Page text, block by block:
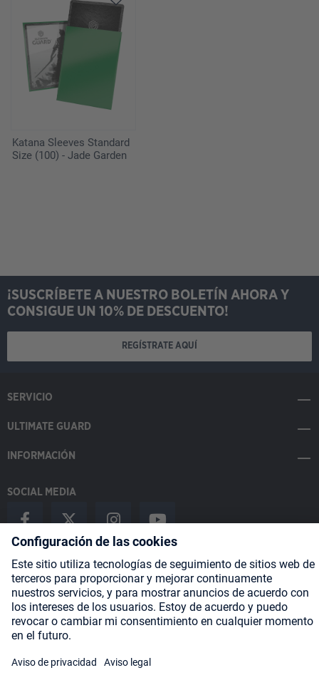
Katana Sleeves Standard
Size (100) - Jade Garden
¡SUSCRÍBETE A NUESTRO BOLETÍN AHORA Y
CONSIGUE UN 10% DE DESCUENTO!
REGÍSTRATE AQUÍ
SERVICIO
ULTIMATE GUARD
INFORMACIÓN
SOCIAL MEDIA
Payment Methods
Shipping